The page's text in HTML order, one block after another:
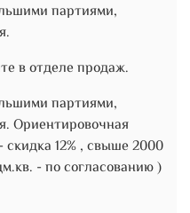
партиями,
в отделе продаж.
партиями,
Ориентировочная
скидка 12% , свыше 2000
- по согласованию )